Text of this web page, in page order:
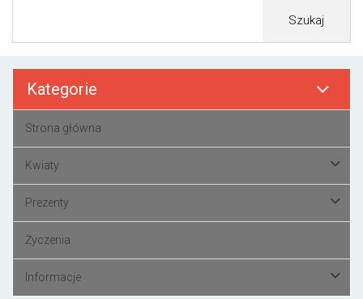
Szukaj
Kategorie
Strona główna
Kwiaty
Prezenty
Życzenia
Informacje